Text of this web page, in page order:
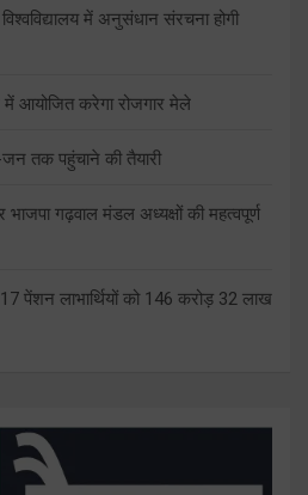
में अनुसंधान संरचना होगी
में आयोजित करेगा रोजगार मेले
तक पहुंचाने की तैयारी
गढ़वाल मंडल अध्यक्षों की महत्वपूर्ण
पेंशन लाभार्थियों को 146 करोड़ 32 लाख